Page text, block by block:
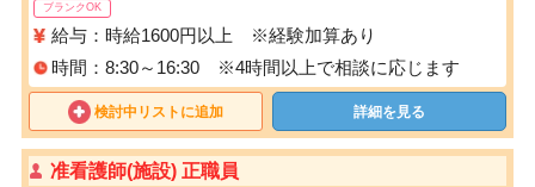
ブランクOK
給与：時給1600円以上 ※経験加算あり
時間：8:30～16:30 ※4時間以上で相談に応じます
検討中リストに追加 詳細を見る
准看護師(施設) 正職員